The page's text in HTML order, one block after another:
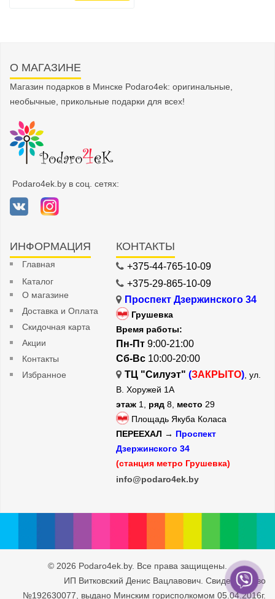
О МАГАЗИНЕ
Магазин подарков в Минске Podaro4ek: оригинальные,
необычные, прикольные подарки для всех!
Podaro4ek.by в соц. сетях:
ИНФОРМАЦИЯ
Главная
Каталог
О магазине
Доставка и Оплата
Скидочная карта
Акции
Контакты
Избранное
КОНТАКТЫ
+375-44-765-10-09
+375-29-865-10-09
Проспект Дзержинского 34
Грушевка
Время работы:
Пн-Пт 9:00-21:00
Сб-Вс 10:00-20:00
ТЦ "Силуэт" (ЗАКРЫТО), ул.
В. Хоружей 1А
этаж 1, ряд 8, место 29
Площадь Якуба Коласа
ПЕРЕЕХАЛ → Проспект
Дзержинского 34
(станция метро Грушевка)
info@podaro4ek.by
© 2026 Podaro4ek.by. Все права защищены.
ИП Витковский Денис Вацлавович. Свидетельство
№192630077, выдано Минским горисполкомом 05.04.2016г.